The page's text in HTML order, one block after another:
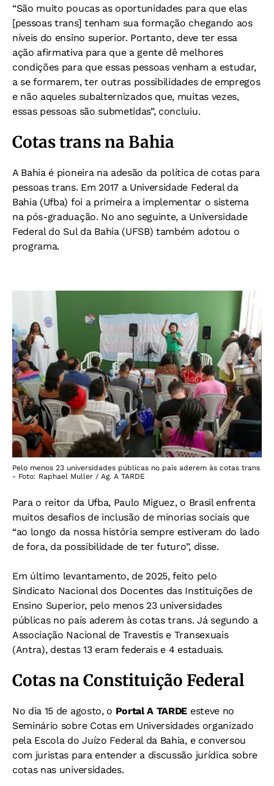
“São muito poucas as oportunidades para que elas
[pessoas trans] tenham sua formação chegando aos
níveis do ensino superior. Portanto, deve ter essa
ação afirmativa para que a gente dê melhores
condições para que essas pessoas venham a estudar,
a se formarem, ter outras possibilidades de empregos
e não aqueles subalternizados que, muitas vezes,
essas pessoas são submetidas”, concluiu.
Cotas trans na Bahia
A Bahia é pioneira na adesão da política de cotas para
pessoas trans. Em 2017 a Universidade Federal da
Bahia (Ufba) foi a primeira a implementar o sistema
na pós-graduação. No ano seguinte, a Universidade
Federal do Sul da Bahia (UFSB) também adotou o
programa.
Pelo menos 23 universidades públicas no país aderem às cotas trans
- Foto: Raphael Muller / Ag. A TARDE
Para o reitor da Ufba, Paulo Miguez, o Brasil enfrenta
muitos desafios de inclusão de minorias sociais que
“ao longo da nossa história sempre estiveram do lado
de fora, da possibilidade de ter futuro”, disse.
Em último levantamento, de 2025, feito pelo
Sindicato Nacional dos Docentes das Instituições de
Ensino Superior, pelo menos 23 universidades
públicas no país aderem às cotas trans. Já segundo a
Associação Nacional de Travestis e Transexuais
(Antra), destas 13 eram federais e 4 estaduais.
Cotas na Constituição Federal
No dia 15 de agosto, o Portal A TARDE esteve no
Seminário sobre Cotas em Universidades organizado
pela Escola do Juízo Federal da Bahia, e conversou
com juristas para entender a discussão jurídica sobre
cotas nas universidades.